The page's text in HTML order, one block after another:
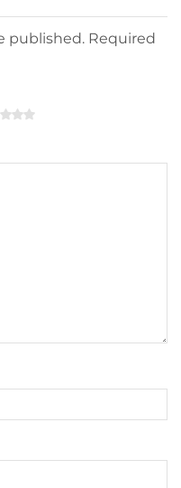
published. Required